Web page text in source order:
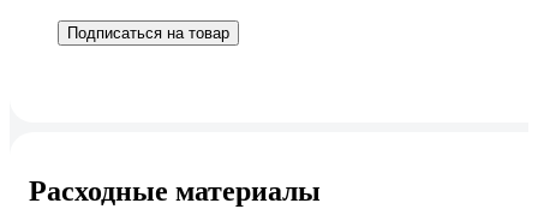
Подписаться на товар
Расходные материалы